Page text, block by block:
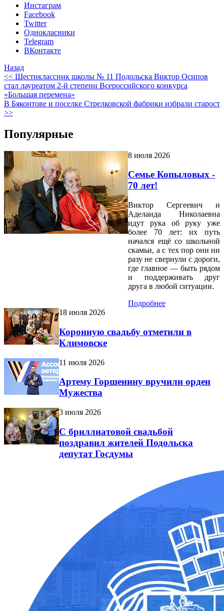
Инстаграм
Facebook
Twitter
Однокласники
Telegram
ВКонтакте
Назад
<< Шестиклассник школы № 11 Подольска Виктор Осипов
стал лауреатом 2-й степени Всероссийского конкурса
«Большая перемена»
В Бяконтове и поселке Стрелковской фабрики избрали старост
>>
Популярные
8 июля 2026
Семье Копыловых -
70 лет!
Виктор Сергеевич и
Аделаида Николаевна
идут рука об руку уже
более 70 лет: их путь
начался ещё со школьной
скамьи, а с тех пор они ни
разу не свернули с дороги,
где главное — быть рядом
и поддерживать друг
друга в любой ситуации.
Подробнее
18 июля 2026
Коронную свадьбу отметили в
Климовске
11 июля 2026
Артему Горшенину вручили орден
Мужества
3 июля 2026
С бриллиатовой свадьбой
поздравил жителей Подольска
депутат Госдумы